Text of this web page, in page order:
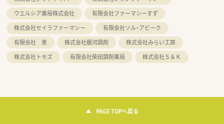
ウエルシア薬局株式会社
有限会社ファーマシーすず
株式会社セイラファーマシー
有限会社ソル・アビーク
有限会社 恵
株式会社銀河調剤
株式会社みらい工房
株式会社トモズ
有限会社柴田調剤薬局 株式会社Ｓ＆Ｋ
PAGE TOPへ戻る